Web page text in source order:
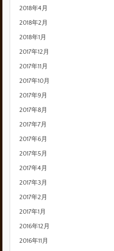
2018年4月
2018年2月
2018年1月
2017年12月
2017年11月
2017年10月
2017年9月
2017年8月
2017年7月
2017年6月
2017年5月
2017年4月
2017年3月
2017年2月
2017年1月
2016年12月
2016年11月